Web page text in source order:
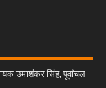
उमाशंकर सिंह, पूर्वांचल